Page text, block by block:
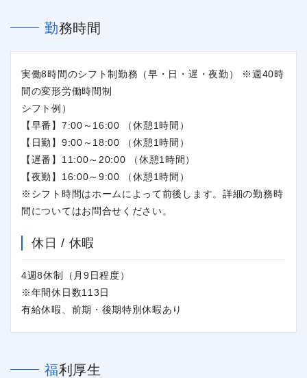
勤務時間
実働8時間のシフト制勤務（早・日・遅・夜勤） ※週40時
間の変形労働時間制
シフト例）
【早番】7:00～16:00 （休憩1時間）
【日勤】9:00～18:00 （休憩1時間）
【遅番】11:00～20:00 （休憩1時間）
【夜勤】16:00～9:00 （休憩1時間）
※シフト時間はホームによって前後します。詳細の勤務時
間についてはお問合せください。
休日 / 休暇
4週8休制（月9日程度）
※年間休日数113日
有給休暇、前期・後期特別休暇あり
福利厚生